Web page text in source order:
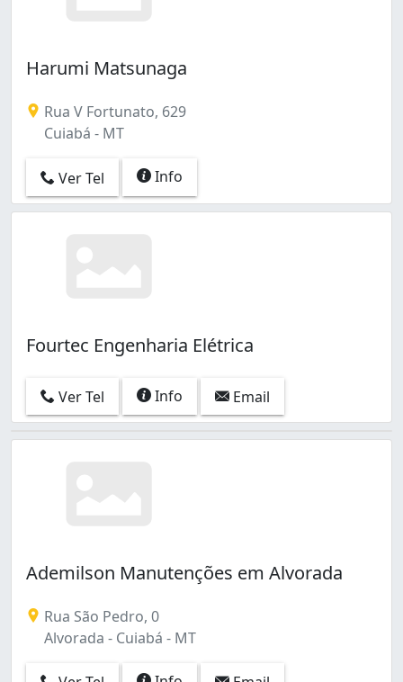
Terceiro (2)
Terra Nova (1)
Tijucal (5)
Vista Alegre (1)
Harumi Matsunaga
Rua V Fortunato, 629
Cuiabá - MT
Ver Tel Info
Fourtec Engenharia Elétrica
Ver Tel Info Email
Ademilson Manutenções em Alvorada
Rua São Pedro, 0
Alvorada - Cuiabá - MT